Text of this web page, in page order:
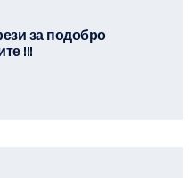
за подобро
!!!